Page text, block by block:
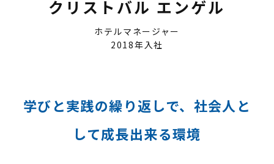
クリストバル エンゲル
ホテルマネージャー
2018年入社
学びと実践の繰り返しで、社会人と
して成長出来る環境